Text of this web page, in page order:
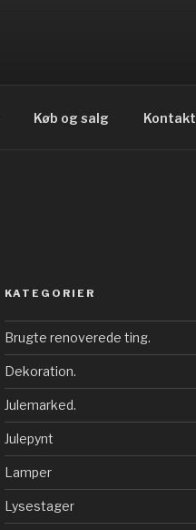
Køb og salg Kontakt
KATEGORIER
Brugte renoverede ting.
Dekoration.
Julemarked.
Julepynt
Lamper
Lysestager